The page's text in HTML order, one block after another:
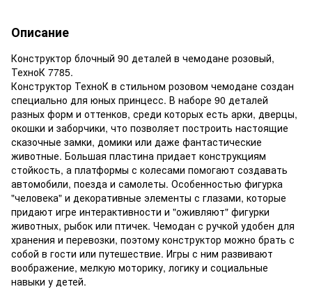
Описание
Конструктор блочный 90 деталей в чемодане розовый,
ТехноК 7785.
Конструктор ТехноК в стильном розовом чемодане создан
специально для юных принцесс. В наборе 90 деталей
разных форм и оттенков, среди которых есть арки, дверцы,
окошки и заборчики, что позволяет построить настоящие
сказочные замки, домики или даже фантастические
животные. Большая пластина придает конструкциям
стойкость, а платформы с колесами помогают создавать
автомобили, поезда и самолеты. Особенностью фигурка
"человека" и декоративные элементы с глазами, которые
придают игре интерактивности и "оживляют" фигурки
животных, рыбок или птичек. Чемодан с ручкой удобен для
хранения и перевозки, поэтому конструктор можно брать с
собой в гости или путешествие. Игры с ним развивают
воображение, мелкую моторику, логику и социальные
навыки у детей.